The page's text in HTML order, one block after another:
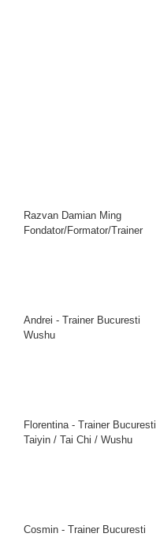
Razvan Damian Ming
Fondator/Formator/Trainer
Andrei - Trainer Bucuresti
Wushu
Florentina - Trainer Bucuresti
Taiyin / Tai Chi / Wushu
Cosmin - Trainer Bucuresti